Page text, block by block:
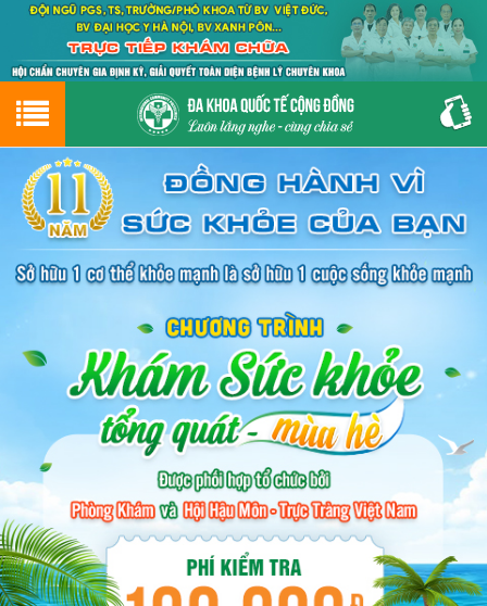
Hotline0243.9656.999tư vấn miễn phí
GIỚI THIỆU
GIỚI THIỆU VỀ PHÒNG KHÁM
CƠ SỞ VẬT CHẤT
ĐẶT HẸN LỊCH KHÁM
ĐƯỜNG TỚI PHÒNG KHÁM
PHỤ KHOA
BỆNH HẬU MÔN
BỆNH XÃ HỘI